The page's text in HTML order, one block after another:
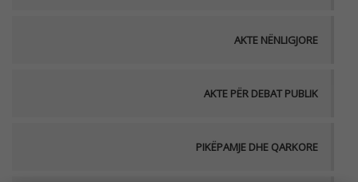
AKTE NËNLIGJORE
AKTE PËR DEBAT PUBLIK
PIKËPAMJE DHE QARKORE